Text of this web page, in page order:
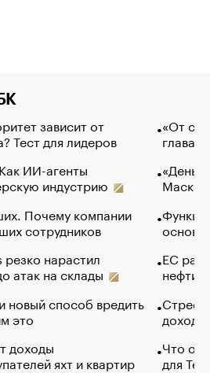
зависит от
Тест для лидеров
ИИ-агенты
индустрию
Почему компании
сотрудников
нарастил
атак на склады
новый способ вредить
это
доходы
яхт и квартир
«От
глава
Маск в
основ
ЕС
нефти
Что
для